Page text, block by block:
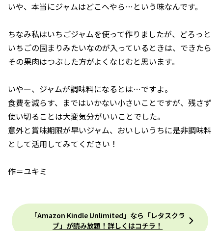
いや、本当にジャムはどこへやら…という味なんです。
ちなみ私はいちごジャムを使って作りましたが、どろっと
いちごの固まりみたいなのが入っているときは、できたら
その果肉はつぶした方がよくなじむと思います。
いやー、ジャムが調味料になるとは…ですよ。
食費を減らす、まではいかない小さいことですが、残さず
使い切ることは大変気分がいいことでした。
意外と賞味期限が早いジャム、おいしいうちに是非調味料
として活用してみてください！
作＝ユキミ
「Amazon Kindle Unlimited」なら「レタスクラ
ブ」が読み放題！詳しくはコチラ！